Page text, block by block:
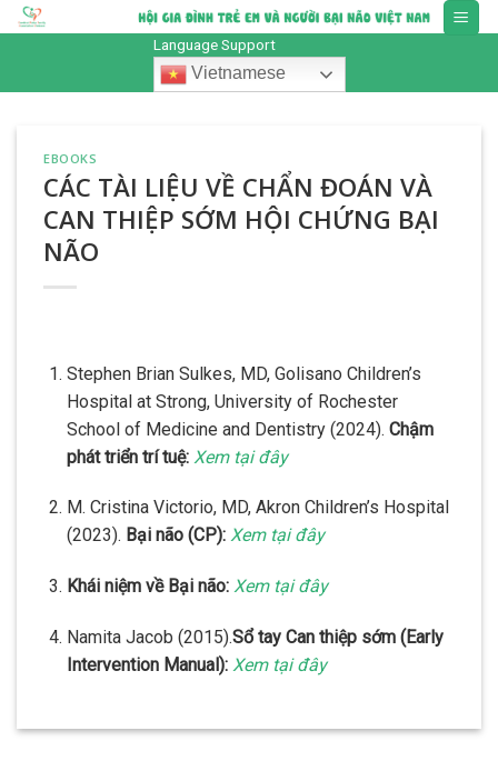
Skip
to
Language Support
Vietnamese
EBOOKS
CÁC TÀI LIỆU VỀ CHẨN ĐOÁN VÀ
CAN THIỆP SỚM HỘI CHỨNG BẠI
NÃO
Stephen Brian Sulkes, MD, Golisano Children’s
Hospital at Strong, University of Rochester
School of Medicine and Dentistry (2024). Chậm
phát triển trí tuệ: Xem tại đây
M. Cristina Victorio, MD, Akron Children’s Hospital
(2023). Bại não (CP): Xem tại đây
Khái niệm về Bại não: Xem tại đây
Namita Jacob (2015).Sổ tay Can thiệp sớm (Early
Intervention Manual): Xem tại đây